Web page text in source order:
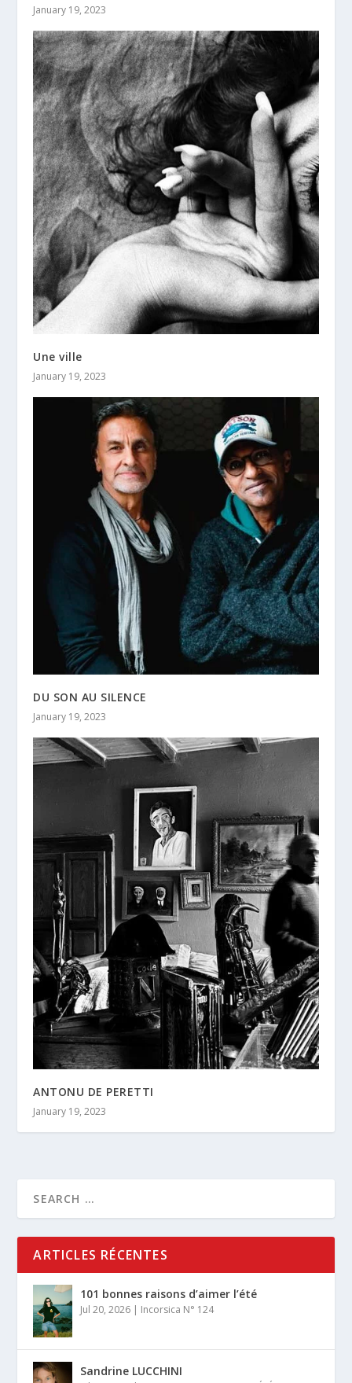
January 19, 2023
Une ville
January 19, 2023
DU SON AU SILENCE
January 19, 2023
ANTONU DE PERETTI
January 19, 2023
ARTICLES RÉCENTES
101 bonnes raisons d’aimer l’été
Jul 20, 2026 | Incorsica N° 124
Sandrine LUCCHINI